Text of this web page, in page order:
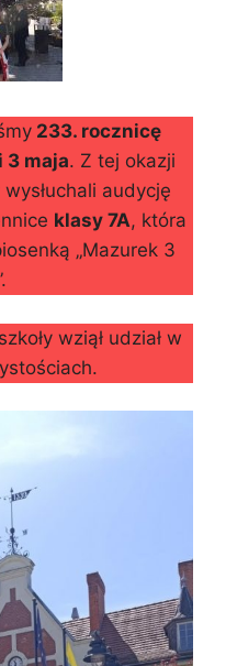
233. rocznicę
3 maja. Z tej okazji
audycję
klasy 7A, która
„Mazurek 3
wziął udział w